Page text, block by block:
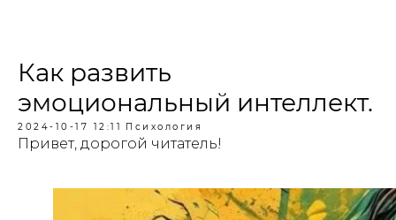
Как развить
эмоциональный интеллект.
2024-10-17 12:11 Психология
Привет, дорогой читатель!